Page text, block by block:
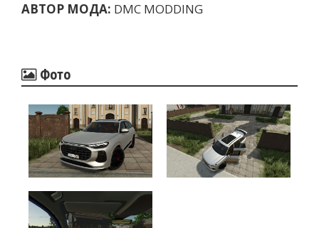
АВТОР МОДА: DMC MODDING
Фото